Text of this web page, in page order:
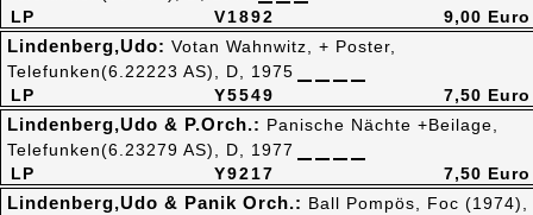
V1892
LP
9,00 Euro
Y5549
LP
Lindenberg,Udo: Votan Wahnwitz, + Poster,
Telefunken(6.22223 AS), D, 1975
7,50 Euro
Y9217
LP
Lindenberg,Udo & P.Orch.: Panische Nächte +Beilage,
Telefunken(6.23279 AS), D, 1977
7,50 Euro
Lindenberg,Udo & Panik Orch.: Ball Pompös, Foc (1974),